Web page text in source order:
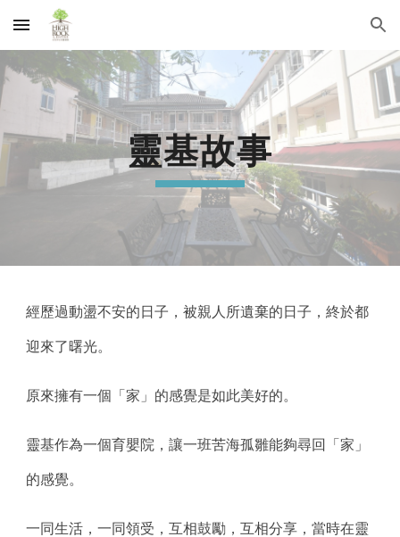
Skip to main content Skip to navigation
靈基故事
經歷過動盪不安的日子，被親人所遺棄的日子，終於都
迎來了曙光。
原來擁有一個「家」的感覺是如此美好的。
靈基作為一個育嬰院，讓一班苦海孤雛能夠尋回「家」
的感覺。
一同生活，一同領受，互相鼓勵，互相分享，當時在靈